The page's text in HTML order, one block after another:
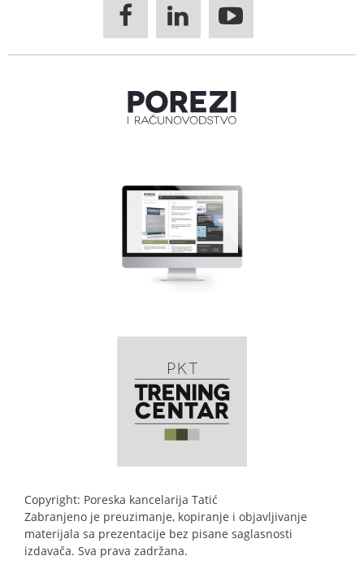
  
Copyright: Poreska kancelarija Tatić
Zabranjeno je preuzimanje, kopiranje i objavljivanje
materijala sa prezentacije bez pisane saglasnosti
izdavača. Sva prava zadržana.